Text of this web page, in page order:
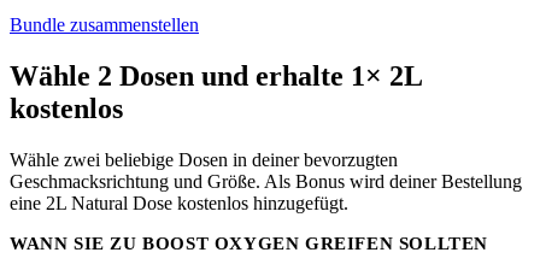
Bundle zusammenstellen
Wähle 2 Dosen und erhalte 1× 2L
kostenlos
Wähle zwei beliebige Dosen in deiner bevorzugten
Geschmacksrichtung und Größe. Als Bonus wird deiner Bestellung
eine 2L Natural Dose kostenlos hinzugefügt.
WANN SIE ZU BOOST OXYGEN GREIFEN SOLLTEN